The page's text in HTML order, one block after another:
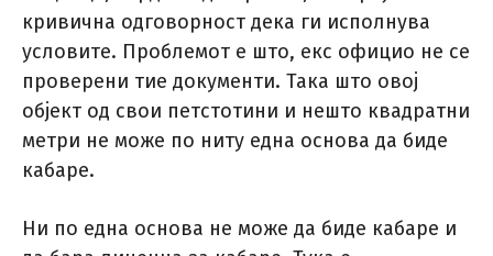
кривична одговорност дека ги исполнува
условите. Проблемот е што, екс официо не се
проверени тие документи. Така што овој
објект од свои петстотини и нешто квадратни
метри не може по ниту една основа да биде
кабаре.
Ни по една основа не може да биде кабаре и